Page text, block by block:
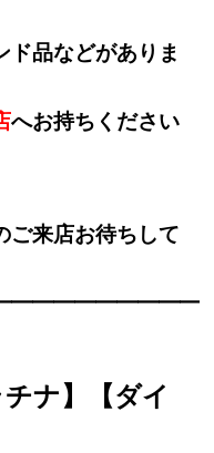
ド品などがありま
へお持ちください
ご来店お待ちして
チナ】【ダイ